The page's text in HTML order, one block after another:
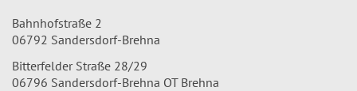
Bahnhofstraße 2
06792 Sandersdorf-Brehna
Bitterfelder Straße 28/29
06796 Sandersdorf-Brehna OT Brehna